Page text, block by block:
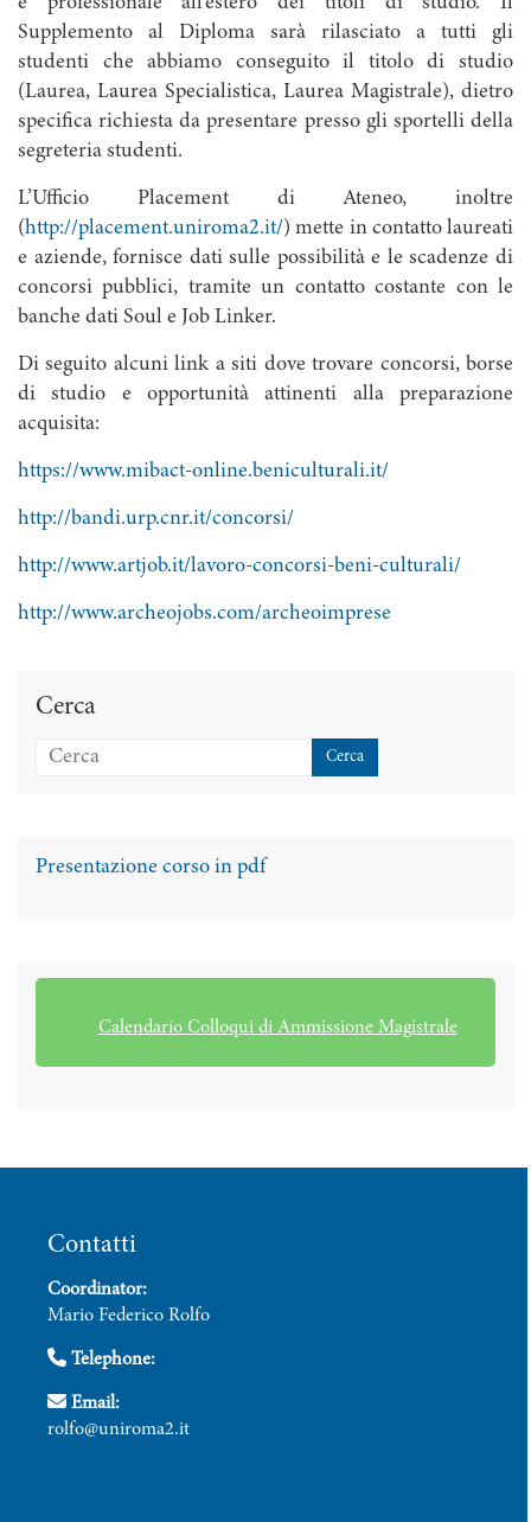
Supplemento al Diploma sarà rilasciato a tutti gli
studenti che abbiamo conseguito il titolo di studio
(Laurea, Laurea Specialistica, Laurea Magistrale), dietro
specifica richiesta da presentare presso gli sportelli della
segreteria studenti.
L’Ufficio Placement di Ateneo, inoltre
(http://placement.uniroma2.it/) mette in contatto laureati
e aziende, fornisce dati sulle possibilità e le scadenze di
concorsi pubblici, tramite un contatto costante con le
banche dati Soul e Job Linker.
Di seguito alcuni link a siti dove trovare concorsi, borse
di studio e opportunità attinenti alla preparazione
acquisita:
https://www.mibact-online.beniculturali.it/
http://bandi.urp.cnr.it/concorsi/
http://www.artjob.it/lavoro-concorsi-beni-culturali/
http://www.archeojobs.com/archeoimprese
Cerca
Presentazione corso in pdf
Calendario Colloqui di Ammissione Magistrale
Contatti
Coordinator:
Mario Federico Rolfo
Telephone:
Email:
rolfo@uniroma2.it